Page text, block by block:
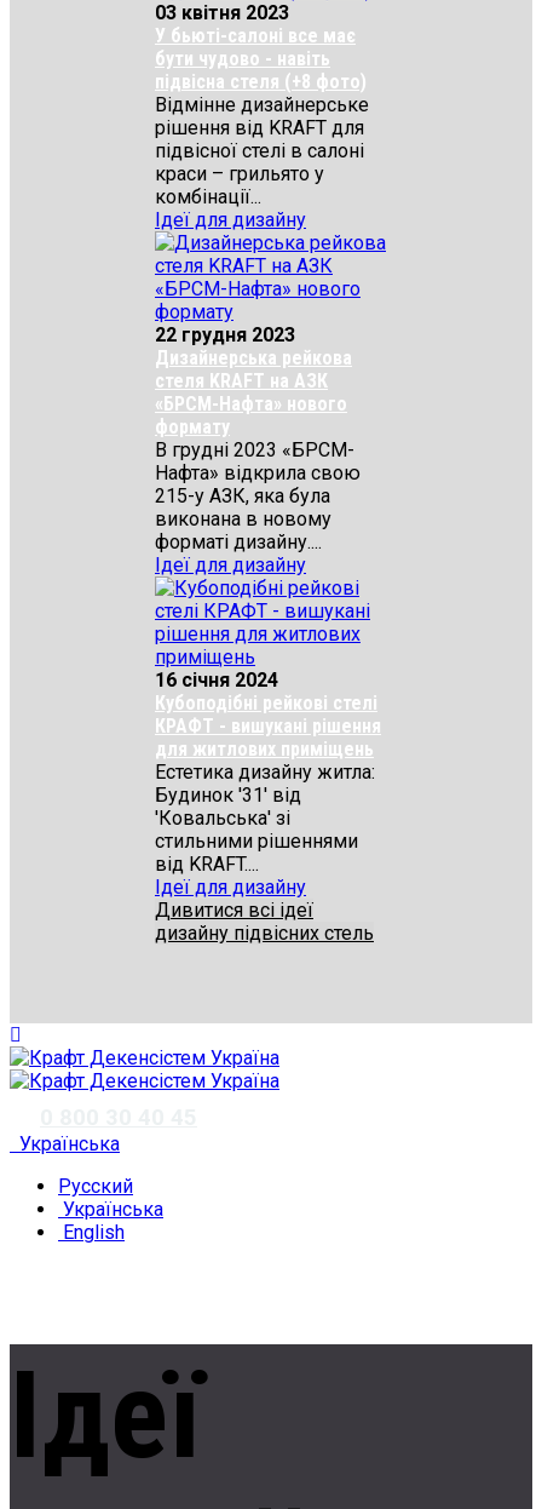
03 квітня 2023
У бьюті-салоні все має
бути чудово - навіть
підвісна стеля (+8 фото)
Відмінне дизайнерське
рішення від KRAFT для
підвісної стелі в салоні
краси – грильято у
комбінації...
Ідеї для дизайну
22 грудня 2023
Дизайнерська рейкова
стеля KRAFT на АЗК
«БРСМ-Нафта» нового
формату
В грудні 2023 «БРСМ-
Нафта» відкрила свою
215-у АЗК, яка була
виконана в новому
форматі дизайну....
Ідеї для дизайну
16 січня 2024
Кубоподібні рейкові стелі
КРАФТ - вишукані рішення
для житлових приміщень
Естетика дизайну житла:
Будинок '31' від
'Ковальська' зі
стильними рішеннями
від KRAFT....
Ідеї для дизайну
Дивитися всі ідеї
дизайну підвісних стель
Українська
Русский
Українська
English
Ідеї